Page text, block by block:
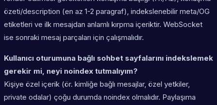
özeti/description (en az 1-2 paragraf), indekslenebilir meta/OG
etiketleri ve ilk mesajdan anlamlı kırpma içeriktir. WebSocket
ise sonraki mesaj parçaları için çalışmalıdır.
Kullanıcı oturumuna bağlı sohbet sayfalarını indekslemek
gerekir mi, neyi noindex tutmalıyım?
Kişiye özel içerik (ör. kimliğe bağlı mesajlar, özel yetkiler,
private odalar) çoğu durumda noindex olmalıdır. Paylaşıma